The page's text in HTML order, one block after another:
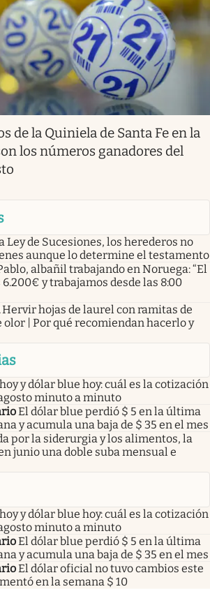
de la Quiniela de Santa Fe en la
los números ganadores del
Ley de Sucesiones, los herederos no
aunque lo determine el testamento
albañil trabajando en Noruega: “El
y trabajamos desde las 8:00
Hervir hojas de laurel con ramitas de
olor | Por qué recomiendan hacerlo y
y dólar blue hoy: cuál es la cotización
minuto a minuto
El dólar blue perdió $ 5 en la última
y acumula una baja de $ 35 en el mes
por la siderurgia y los alimentos, la
junio una doble suba mensual e
y dólar blue hoy: cuál es la cotización
minuto a minuto
El dólar blue perdió $ 5 en la última
y acumula una baja de $ 35 en el mes
El dólar oficial no tuvo cambios este
en la semana $ 10